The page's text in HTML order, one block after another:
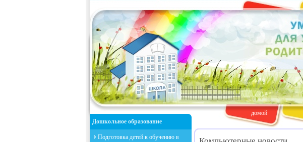
домой
Дошкольное образование
Подготовка детей к обучению в